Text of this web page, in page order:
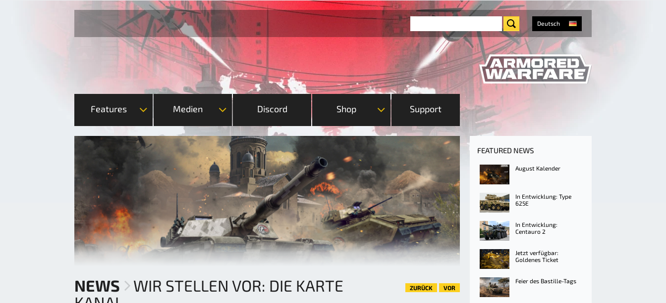
Deutsch
Features Medien Discord Shop Support
NEWS
WIR STELLEN VOR: DIE KARTE
ZURÜCK VOR
FEATURED NEWS
August Kalender
In Entwicklung: Type
625E
In Entwicklung:
Centauro 2
Jetzt verfügbar:
Goldenes Ticket
Feier des Bastille-Tags